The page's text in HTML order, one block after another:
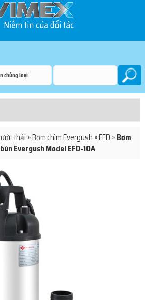
thải »Bơm chìm Evergush »EFD »Bơm
Evergush Model EFD-10A